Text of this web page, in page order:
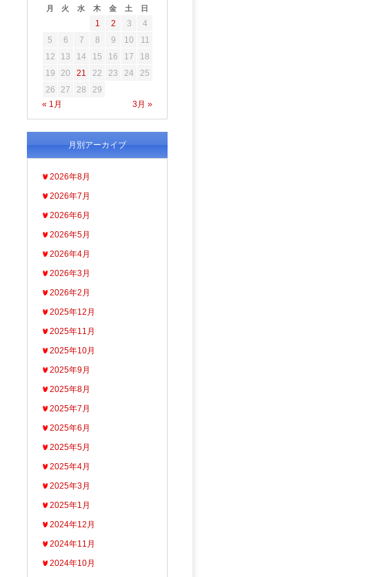
月 火 水 木 金 土 日
« 1月 3月 »
1 2 3
4
5
6 7 8 9 10
11
12
13 14 15 16 17
18
19
20 21 22 23 24
25
26
27 28 29
月別アーカイブ
2026年8月
2026年7月
2026年6月
2026年5月
2026年4月
2026年3月
2026年2月
2025年12月
2025年11月
2025年10月
2025年9月
2025年8月
2025年7月
2025年6月
2025年5月
2025年4月
2025年3月
2025年1月
2024年12月
2024年11月
2024年10月